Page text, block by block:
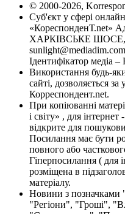
© 2000-2026,
Суб'єкт у сфері
«КореспонденТ.net»
ХАРКІВСЬКЕ ШОСЕ,
Ідентифікатор медіа
Використання будь-
сайті, дозволяється
Корреспондент.net.
При копіюванні
і світу» , для
відкрите для
Посилання має бути
повного або
Гіперпосилання ( для
розміщена в
матеріалу.
Новини з позначками
"Регіони", "Гроші",